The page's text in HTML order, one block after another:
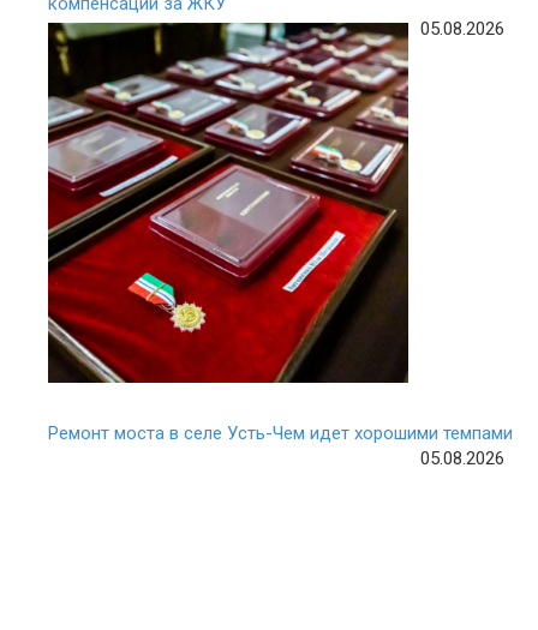
05.08.2026
Ремонт моста в селе Усть-Чем идет хорошими темпами
05.08.2026